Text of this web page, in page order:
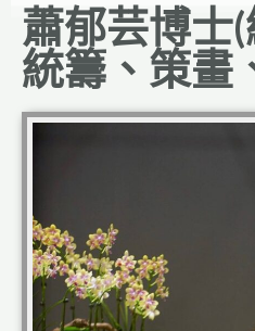
蕭郁芸博士(
統籌、策畫